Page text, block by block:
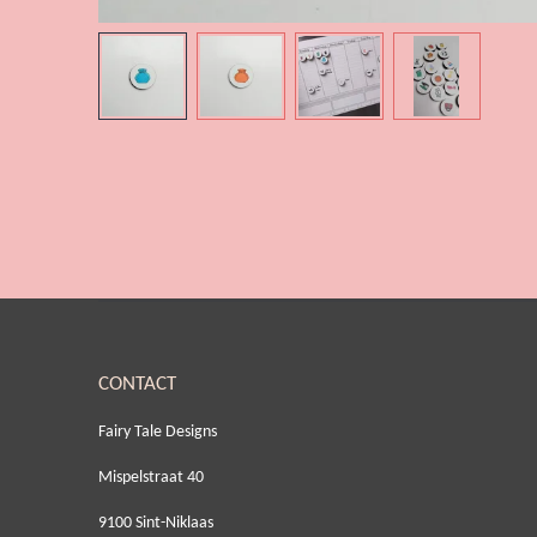
CONTACT
Fairy Tale Designs
Mispelstraat 40
9100 Sint-Niklaas